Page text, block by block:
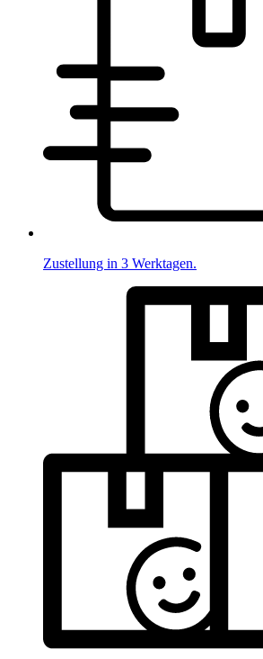
Zustellung in 3 Werktagen.